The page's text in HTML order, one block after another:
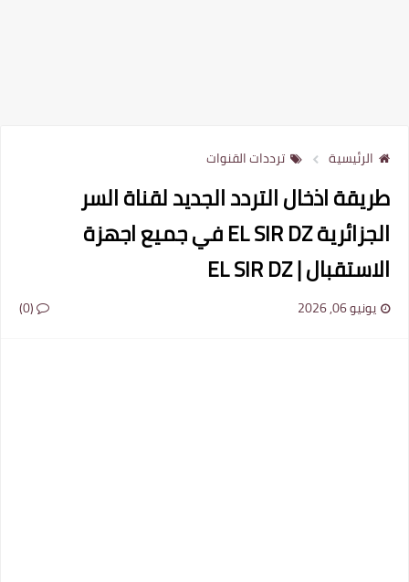
الرئيسية ترددات القنوات
طريقة اذخال التردد الجديد لقناة السر
الجزائرية EL SIR DZ في جميع اجهزة
الاستقبال | EL SIR DZ
يونيو 06, 2026 (0)